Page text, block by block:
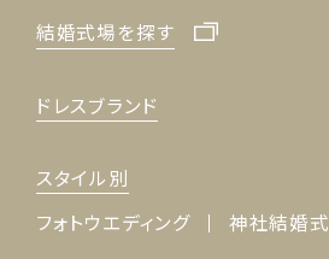
結婚式場を探す
ドレスブランド
スタイル別
フォトウエディング
神社結婚式